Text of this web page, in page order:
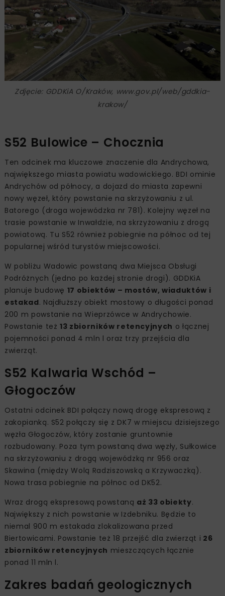
Zdjęcie: GDDKiA O/Kraków, www.gov.pl/web/gddkia-
krakow/
S52 Bulowice – Chocznia
Ten odcinek ma kluczowe znaczenie dla Andrychowa,
największego miasta powiatu wadowickiego. BDI ominie
Andrychów od północy, a dojazd do miasta zapewni
nowy węzeł, który powstanie na skrzyżowaniu z ul.
Batorego (droga wojewódzka nr 781). Kolejny węzeł na
trasie powstanie w Inwałdzie, na skrzyżowaniu z drogą
powiatową. Tu S52 również pobiegnie na północ od tej
popularnej wśród turystów miejscowości.
W pobliżu Wadowic powstaną dwa Miejsca Obsługi
Podróżnych (jedno po każdej stronie drogi). GDDKiA
planuje budowę 17 obiektów – mostów, wiaduktów i
estakad. Najdłuższy obiekt mostowy o długości ponad
200 m powstanie na Wieprzówce w Andrychowie.
Powstanie też13 zbiorników retencyjnych o łącznej
pojemności ponad 4 mln l oraz trzy przejścia dla
zwierząt.
S52 Kalwaria Wschód –
Głogoczów
Ostatni odcinek BDI połączy nową drogę ekspresową z
zakopianką. S52 połączy się z DK7 w miejscu dzisiejszego
węzła Głogoczów, który zostanie gruntownie
rozbudowany. Poza tym powstaną dwa węzły, Sułkowice
na skrzyżowaniu z drogą wojewódzką nr 956 oraz
Skawina (między Wolą Radziszowską a Krzywaczką).
Nowa trasa pobiegnie na północ od DK52.
Wraz drogą ekspresową powstaną aż 33 obiekty.
Największy z nich powstanie w Izdebniku. Będzie to
niemal 900 m estakada zlokalizowana przed
Biertowicami. Powstanie też 18 przejść dla zwierząt i 26
zbiorników retencyjnych mieszczących łącznie
ponad 11 mln l.
Zakres badań geologicznych